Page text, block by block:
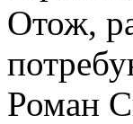
Отож,
Роман